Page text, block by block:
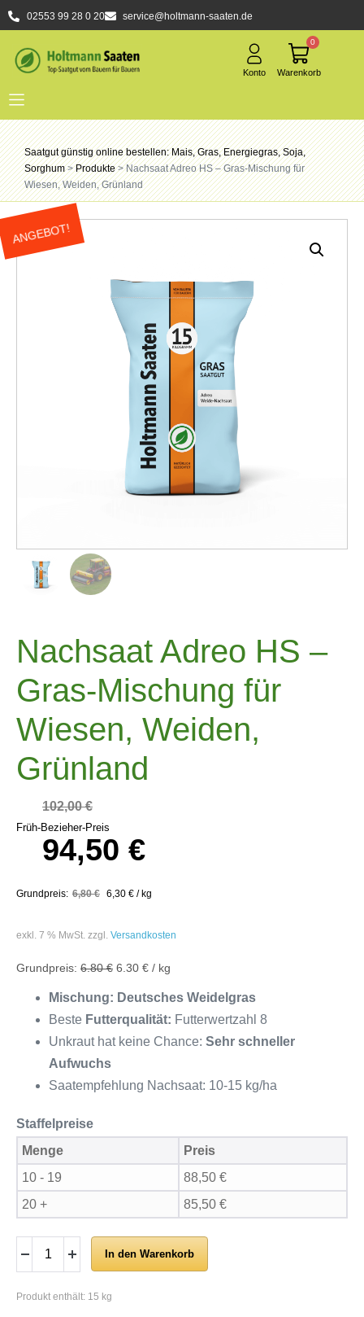
02553 99 28 0 20 service@holtmann-saaten.de
0
Saatgut günstig online bestellen: Mais, Gras, Energiegras, Soja,
Sorghum>Produkte>Nachsaat Adreo HS – Gras-Mischung für
Wiesen, Weiden, Grünland
ANGEBOT!
Nachsaat Adreo HS –
Gras-Mischung für
Wiesen, Weiden,
Grünland
102,00€
Früh-Bezieher-Preis
94,50 €
6,80€ 6,30 €/kg
exkl. 7 % MwSt. zzgl. Versandkosten
6.80 € 6.30 € / kg
Mischung: Deutsches Weidelgras
Beste Futterqualität: Futterwertzahl 8
Unkraut hat keine Chance: Sehr schneller
Aufwuchs
Saatempfehlung Nachsaat: 10-15 kg/ha
Staffelpreise
Menge
Preis
10 - 19
88,50 €
20 +
85,50 €
In den Warenkorb
Produkt enthält: 15 kg